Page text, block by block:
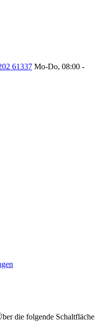
61337 Mo-Do, 08:00 -
die folgende Schaltfläche